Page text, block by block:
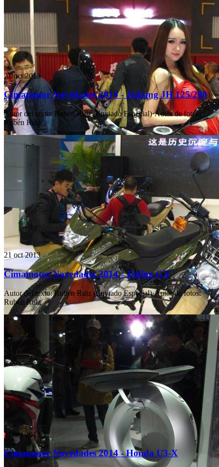
21 oct 2013
Cimamotor Novedades 2014 - Jialiang JH 125/200
Autor del texto: Rubén Ruiz (Enviado Especial)·Autor de fotos:
Rubén Ruiz
21 oct 2013
Cimamotor Novedades 2014 - Jialing GY
Autor del texto: Rubén Ruiz (Enviado Especial)·Autor de fotos:
Rubén Ruiz
21 oct 2013
Cimamotor Novedades 2014 - Honda U3-X